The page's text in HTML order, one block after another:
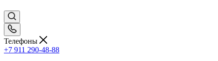
Телефоны
+7 911 290-48-88